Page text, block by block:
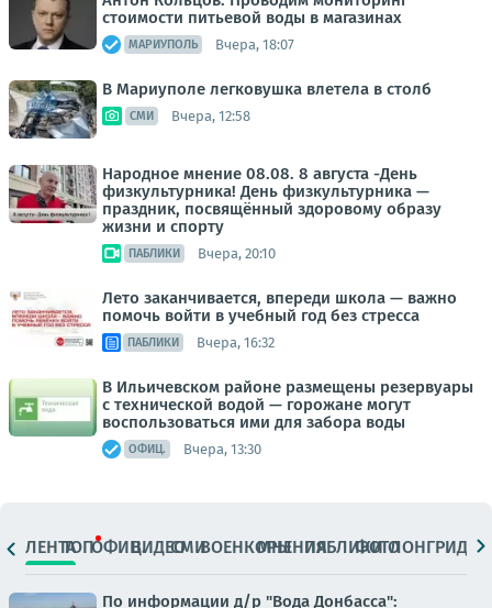
стоимости питьевой воды в магазинах
МАРИУПОЛЬ Вчера, 18:07
В Мариуполе легковушка влетела в столб
СМИ Вчера, 12:58
Народное мнение 08.08. 8 августа -День
физкультурника! День физкультурника —
праздник, посвящённый здоровому образу
жизни и спорту
ПАБЛИКИ Вчера, 20:10
Лето заканчивается, впереди школа — важно
помочь войти в учебный год без стресса
ПАБЛИКИ Вчера, 16:32
В Ильичевском районе размещены резервуары
с технической водой — горожане могут
воспользоваться ими для забора воды
ОФИЦ. Вчера, 13:30
ЛЕНТАТОПОФИЦ.ВИДЕОСМИВОЕНКОРЫМНЕНИЯПАБЛИКИ
ФОТОЛОНГРИДЫ
По информации д/р "Вода Донбасса":